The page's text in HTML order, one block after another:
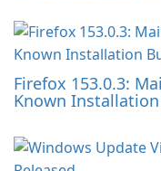
Firefox 153.0.3:
Known